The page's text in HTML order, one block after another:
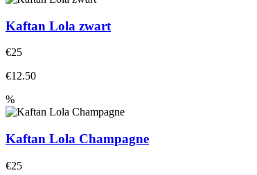
Kaftan Lola zwart
€25
€12.50
%
Kaftan Lola Champagne
€25